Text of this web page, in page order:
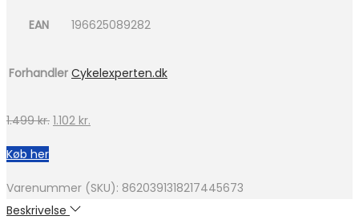
EAN 196625089282
Forhandler Cykelexperten.dk
1.499kr. Den
var:
1.499 kr..
1.102 kr.
er:
Køb her
Varenummer (SKU): 8620391318217445673
Beskrivelse